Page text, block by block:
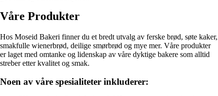
Våre Produkter
Hos Moseid Bakeri finner du et bredt utvalg av ferske brød, søte kaker,
smakfulle wienerbrød, deilige smørbrød og mye mer. Våre produkter
er laget med omtanke og lidenskap av våre dyktige bakere som alltid
streber etter kvalitet og smak.
Noen av våre spesialiteter inkluderer: